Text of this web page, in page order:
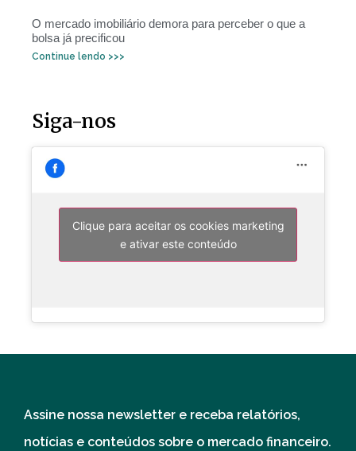
O mercado imobiliário demora para perceber o que a
bolsa já precificou
Continue lendo >>>
Siga-nos
Clique para aceitar os cookies marketing
e ativar este conteúdo
Assine nossa newsletter e receba relatórios,
notícias e conteúdos sobre o mercado financeiro.